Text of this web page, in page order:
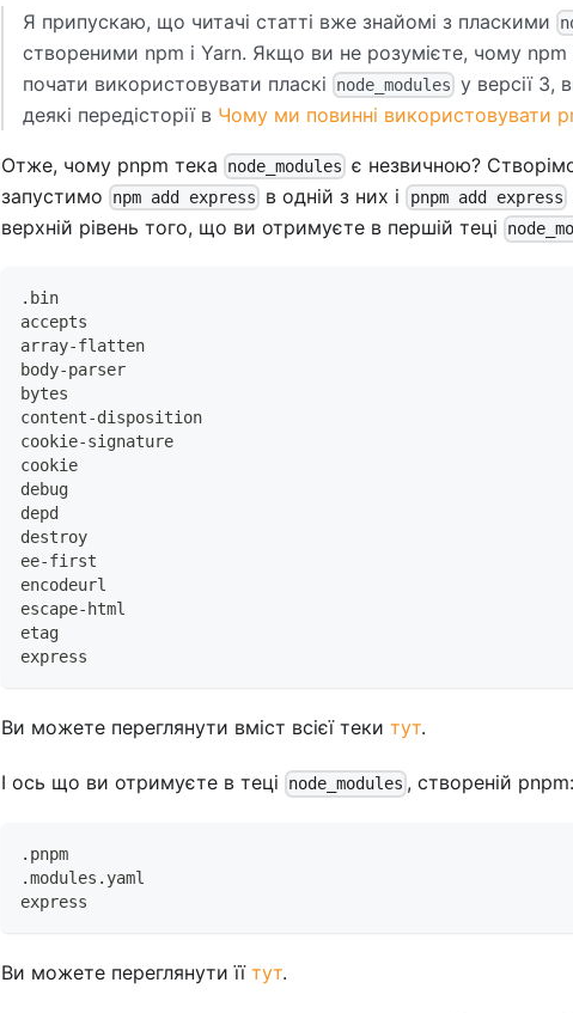
Я припускаю, що читачі статті вже знайомі з пласкими
створеними npm і Yarn. Якщо ви не розумієте, чому npm
почати використовувати пласкі
node_modules у версії 3,
деякі передісторії в Чому ми повинні використовувати
Отже, чому pnpm тека node_modules є незвичною?
запустимо
npm add express в одній з них і pnpm add express
верхній рівень того, що ви отримуєте в першій теці
.bin
accepts
array-flatten
body-parser
bytes
content-disposition
cookie-signature
cookie
debug
depd
destroy
ee-first
encodeurl
escape-html
etag
express
Ви можете переглянути вміст всієї теки тут.
І ось що ви отримуєте в теці node_modules , створеній pnpm:
.pnpm
.modules.yaml
express
Ви можете переглянути її тут.